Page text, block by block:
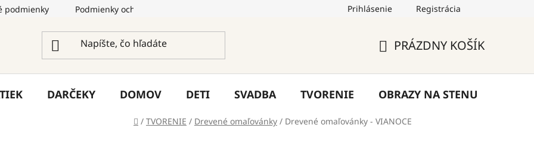
podmienky Podmienky ochrany osobných údajov Hodnotenie obchodu Blog Kontakty
Prihlásenie Registrácia
KOŠÍK
PRÁZDNY KOŠÍK
DARČEKY DOMOV DETI SVADBA TVORENIE OBRAZY NA STENU
Domov
/ TVORENIE / Drevené omaľovánky / Drevené omaľovánky - VIANOCE